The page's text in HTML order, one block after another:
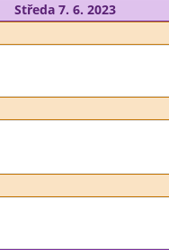
Středa 7. 6. 2023